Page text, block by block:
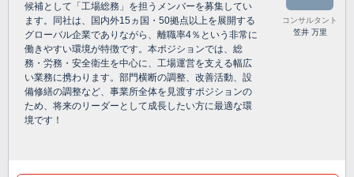
候補として「工場総務」を担うメンバーを募集してい
ます。同社は、国内外15ヵ国・50拠点以上を展開する
グローバル企業でありながら、離職率4％という非常に
働きやすい環境が特徴です。本ポジションでは、総
務・労務・安全衛生を中心に、工場運営を支える幅広
い業務に携わります。部門横断の調整、改善活動、設
備修繕の調整など、事業所全体を見渡すポジションの
ため、将来のリーダーとして成長したい方に最適な環
境です！
コンサルタント
笠井 万里